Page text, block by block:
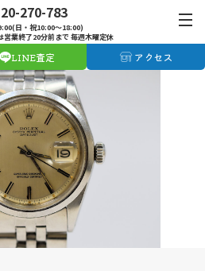
270-783
日・祝10:00〜18:00)
営業終了20分前まで 毎週木曜定休
LINE査定 アクセス